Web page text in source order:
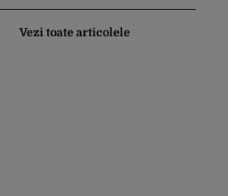
Vezi toate articolele